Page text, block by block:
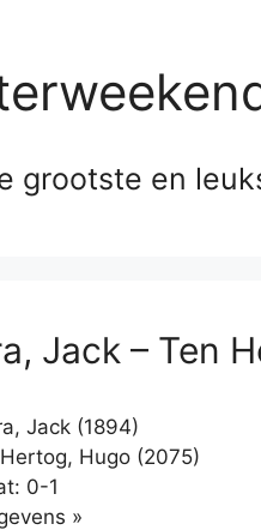
grootste en
Jack – Ten
Jack (1894)
Hugo (2075)
0-1
»